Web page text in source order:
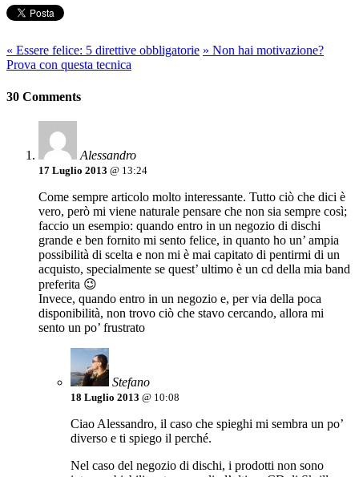
« Essere felice: 5 direttive obbligatorie » Non hai motivazione?
Prova con questa tecnica
30 Comments
Alessandro
17 Luglio 2013 @ 13:24
Come sempre articolo molto interessante. Tutto ciò che dici è
vero, però mi viene naturale pensare che non sia sempre così;
faccio un esempio: quando entro in un negozio di dischi
grande e ben fornito mi sento felice, in quanto ho un’ ampia
possibilità di scelta e non mi è mai capitato di pentirmi di un
acquisto, specialmente se quest’ ultimo è un cd della mia band
preferita 😉
Invece, quando entro in un negozio e, per via della poca
disponibilità, non trovo ciò che stavo cercando, allora mi
sento un po’ frustrato
Stefano
18 Luglio 2013 @ 10:08
Ciao Alessandro, il caso che spieghi mi sembra un po’
diverso e ti spiego il perché.
Nel caso del negozio di dischi, i prodotti non sono